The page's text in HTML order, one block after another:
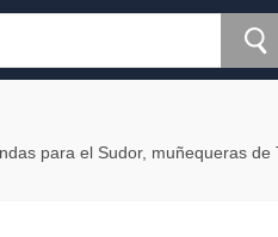
para el Sudor, muñequeras